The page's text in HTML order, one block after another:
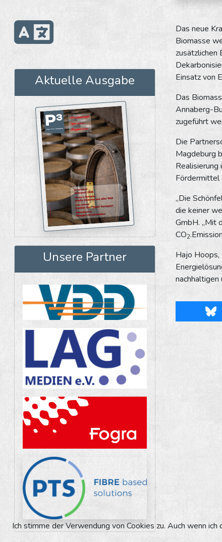
Aktuelle Ausgabe
Unsere Partner
Das neue
Biomasse
zusätzlichen
Einsatz von
Das
Annaberg-
zugeführt
Die
Magdeburg
Fördermittel
„Die
die keiner
GmbH. „Mit
CO2
Hajo
Ich stimme der Verwendung von Cookies zu. Auch wenn